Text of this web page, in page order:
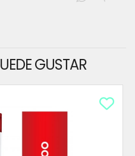
GUSTAR